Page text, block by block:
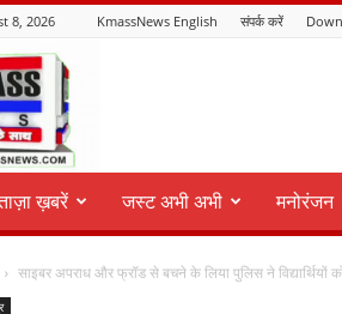
8, 2026 KmassNews English संपर्क करें
KmassNews
ख़बरें जस्ट अभी अभी मनोरंजन
साइबर अपराध और फ्रॉड से बचने के लिया पुलिस ने विद्यार्थियों